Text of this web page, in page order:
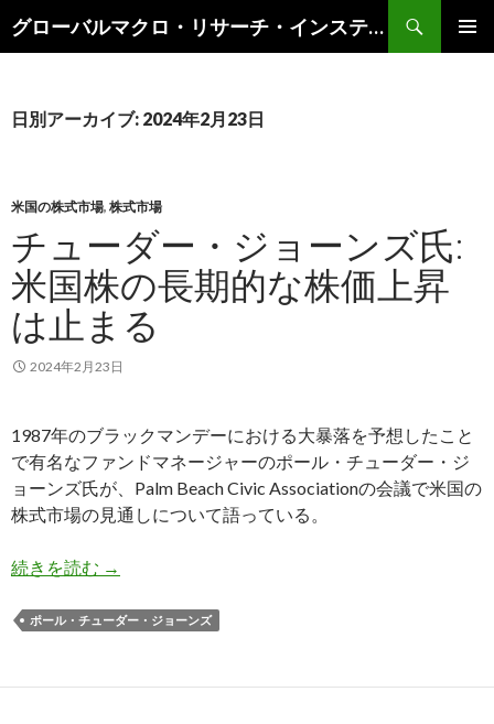
グローバルマクロ・リサーチ・インスティテュート
索
ン
キ
プ
日別アーカイブ: 2024年2月23日
米国の株式市場, 株式市場
チューダー・ジョーンズ氏:
米国株の長期的な株価上昇
は止まる
2024年2月23日
1987年のブラックマンデーにおける大暴落を予想したこと
で有名なファンドマネージャーのポール・チューダー・ジ
ョーンズ氏が、Palm Beach Civic Associationの会議で米国の
株式市場の見通しについて語っている。
続きを読む チューダー・ジョーンズ氏: 米国株の長期的な株
→
ポール・チューダー・ジョーンズ